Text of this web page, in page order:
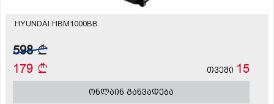
HYUNDAI HBM1000BB
598
179
თვეში 15
ონლაინ განვადება